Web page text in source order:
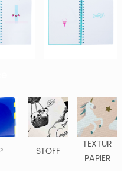
STOFF
TEXTUR
PAPIER